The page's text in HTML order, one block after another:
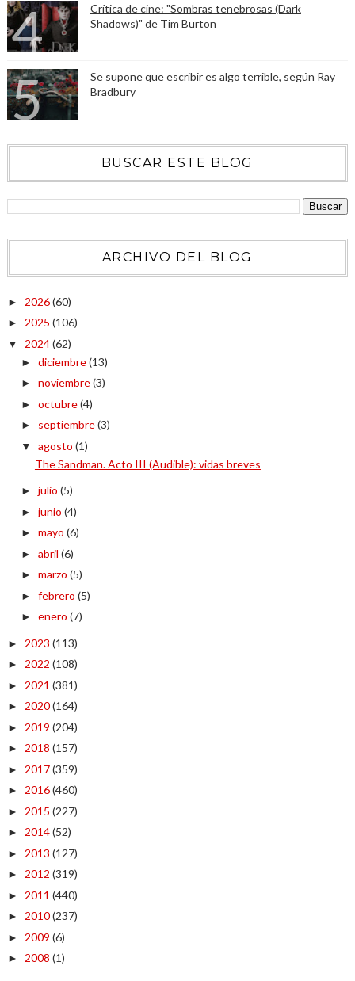
Crítica de cine: "Sombras tenebrosas (Dark
Shadows)" de Tim Burton
Se supone que escribir es algo terrible, según Ray
Bradbury
BUSCAR ESTE BLOG
ARCHIVO DEL BLOG
► 2026(60)
► 2025 (106)
▼ 2024(62)
► diciembre(13)
► noviembre(3)
► octubre(4)
► septiembre(3)
▼ agosto (1)
The Sandman. Acto III (Audible): vidas breves
► julio (5)
► junio (4)
► mayo (6)
► abril (6)
► marzo (5)
► febrero (5)
► enero (7)
► 2023 (113)
► 2022 (108)
► 2021 (381)
► 2020(164)
► 2019 (204)
► 2018 (157)
► 2017(359)
► 2016(460)
► 2015 (227)
► 2014(52)
► 2013 (127)
► 2012 (319)
► 2011 (440)
► 2010(237)
► 2009 (6)
► 2008 (1)